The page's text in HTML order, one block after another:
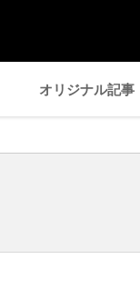
オリジナル記事